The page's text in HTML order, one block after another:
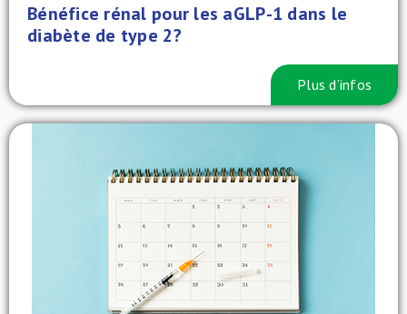
Bénéfice rénal pour les aGLP-1 dans le
diabète de type 2?
Plus d’infos